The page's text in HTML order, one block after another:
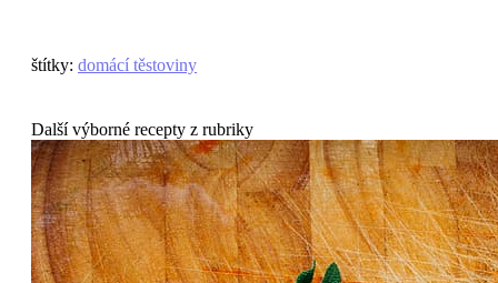
štítky: domácí těstoviny
Další výborné recepty z rubriky